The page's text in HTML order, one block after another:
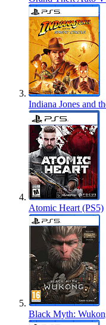
Indiana Jones and
Atomic Heart (PS5)
Black Myth: